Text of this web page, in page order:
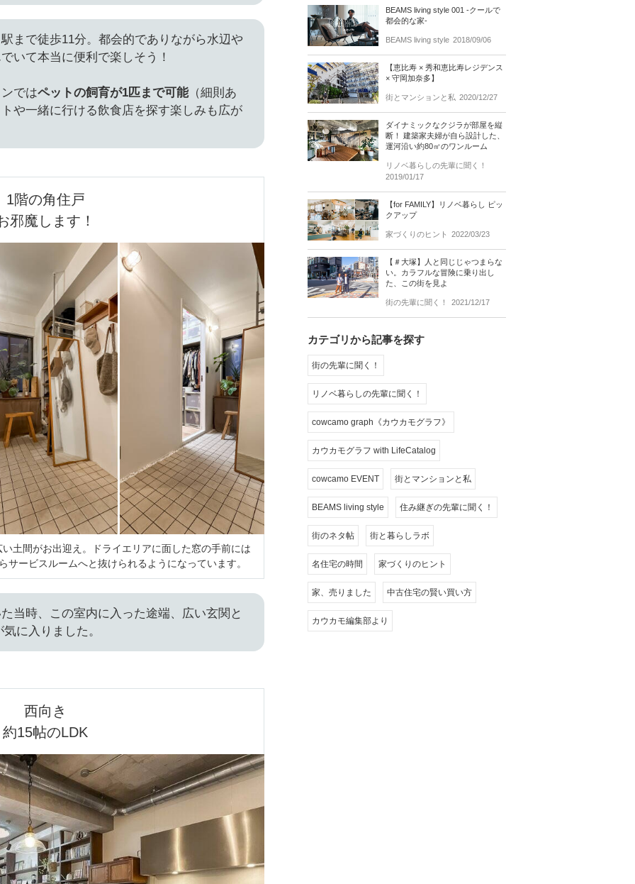
まで徒歩11分。都会的でありながら水辺や
いて本当に便利で楽しそう！
ではペットの飼育が1匹まで可能（細則あ
や一緒に行ける飲食店を探す楽しみも広が
1階の角住戸
邪魔します！
土間がお出迎え。ドライエリアに面した窓の手前には
サービスルームへと抜けられるようになっています。
当時、この室内に入った途端、広い玄関と
気に入りました。
西向き
約15帖のLDK
BEAMS living style 001 -クールで
都会的な家-
BEAMS living style 2018/09/06
【恵比寿 × 秀和恵比寿レジデンス
× 守岡加奈多】
街とマンションと私 2020/12/27
ダイナミックなクジラが部屋を縦
断！ 建築家夫婦が自ら設計した、
運河沿い約80㎡のワンルーム
リノベ暮らしの先輩に聞く！
2019/01/17
【for FAMILY】リノベ暮らし ピッ
クアップ
家づくりのヒント 2022/03/23
【＃大塚】人と同じじゃつまらな
い。カラフルな冒険に乗り出し
た、この街を見よ
街の先輩に聞く！ 2021/12/17
カテゴリから記事を探す
街の先輩に聞く！
リノベ暮らしの先輩に聞く！
cowcamo graph《カウカモグラフ》
カウカモグラフ with LifeCatalog
cowcamo EVENT 街とマンションと私
BEAMS living style 住み継ぎの先輩に聞く！
街のネタ帖 街と暮らしラボ
名住宅の時間 家づくりのヒント
家、売りました 中古住宅の賢い買い方
カウカモ編集部より